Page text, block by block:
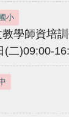
小
學師資培
(二)09:00-